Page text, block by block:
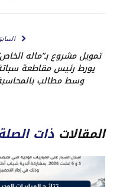
تمويل مشروع بـ”ماله
يورط رئيس مقاطعة
وسط مطالب
المقالات ذات